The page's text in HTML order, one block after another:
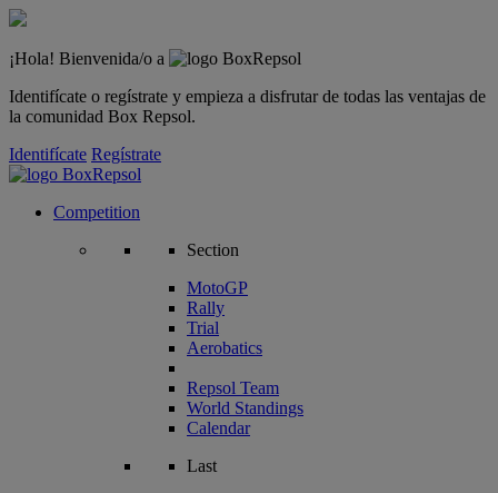
¡Hola! Bienvenida/o a
Identifícate o regístrate y empieza a disfrutar de todas las ventajas de
la comunidad Box Repsol.
Identifícate Regístrate
Competition
Section
MotoGP
Rally
Trial
Aerobatics
Repsol Team
World Standings
Calendar
Last